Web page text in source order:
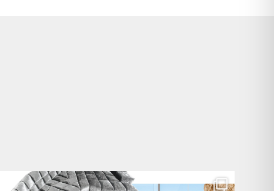
Für jeden Lieblingsplatz die passende Cloud. ☁️...